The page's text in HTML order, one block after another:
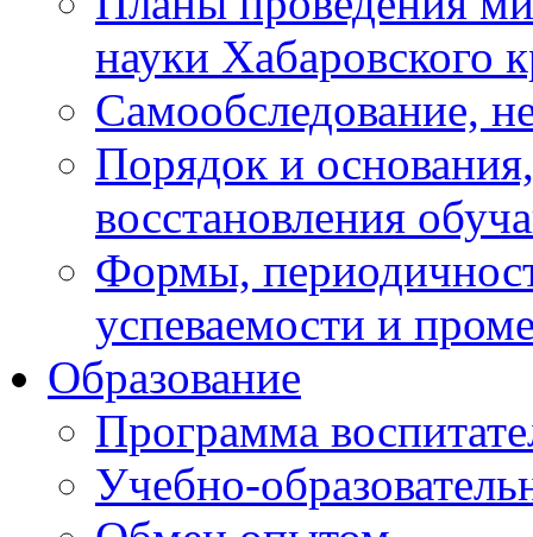
науки Хабаровского
Самообследование,
Порядок и
восстановления
Формы,
успеваемости и
Образование
Программа
Учебно-